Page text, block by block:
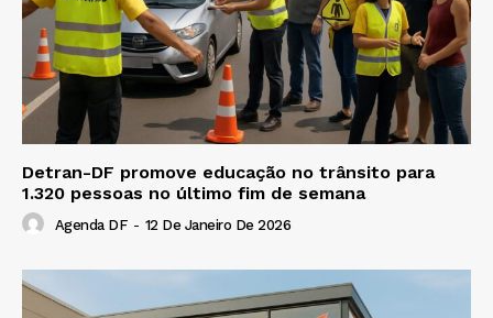
Detran-DF promove educação no trânsito para
1.320 pessoas no último fim de semana
Agenda DF - 12 De Janeiro De 2026